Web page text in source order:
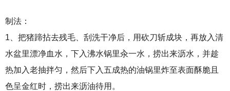
庆
火
锅
底
料
制法：
1、把猪蹄拈去残毛、刮洗干净后，用砍刀斩成块，再放入清
水盆里漂净血水，下入沸水锅里汆一水，捞出来沥水，并趁
热加入老抽拌匀，然后下入五成热的油锅里炸至表面酥脆且
色呈金红时，捞出来沥油待用。